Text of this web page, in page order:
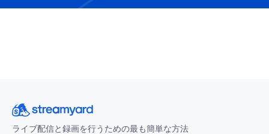
ライブ配信と録画を行うための最も簡単な方法